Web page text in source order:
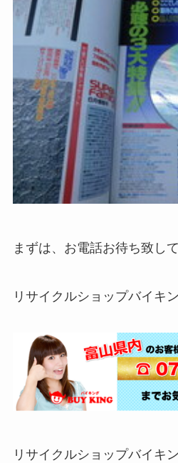
まずは、お電話お待ち致し
リサイクルショップバイキ
リサイクルショップバイキ